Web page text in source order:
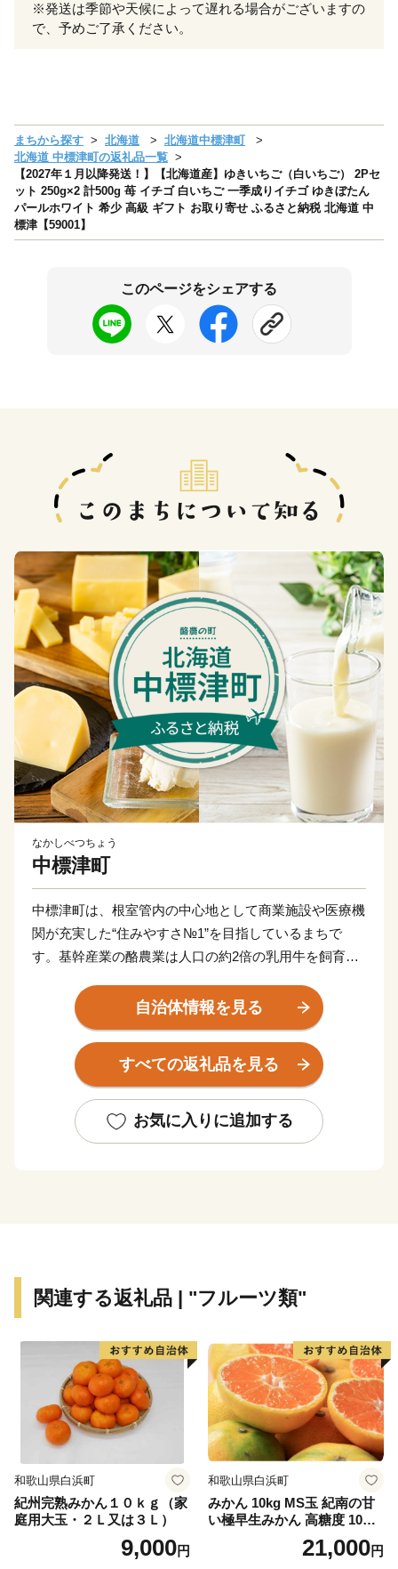
※発送は季節や天候によって遅れる場合がございますの
で、予めご了承ください。
まちから探す 北海道
北海道中標津町
北海道 中標津町の返礼品一覧
【2027年１月以降発送！】【北海道産】ゆきいちご（白いちご） 2Pセ
ット 250g×2 計500g 苺 イチゴ 白いちご 一季成りイチゴ ゆきぼたん
パールホワイト 希少 高級 ギフト お取り寄せ ふるさと納税 北海道 中
標津【59001】
このページをシェアする
なかしべつちょう
中標津町
中標津町は、根室管内の中心地として商業施設や医療機
関が充実した“住みやすさ№1”を目指しているまちで
す。基幹産業の酪農業は人口の約2倍の乳用牛を飼育
ダチーズなどの様々な乳製品に加工されています。
また、市街地から車で5分の日本最東端の「中標津空
港」は、周囲を知床世界遺産、阿寒湖、屈斜路湖、摩周
やビジネスの拠点として利用されています。空港から牧
場を割って伸びる直線道路「ミルクロード」を通り抜
https://www.soumu.go.jp/main_sosiki/jichi_zeisei/czaisei/
http://www.soumu.go.jp/main_sosiki/jichi_zeisei/czaisei/
◆ふるさと納税お問い合わせセンター
TEL:050-3355-3823
Mail:furusato-nakashibetsu@ccs1981.jp
■不良品の取扱について
万が一、次のような場合には、画像をご用意の上、ふる
自治体情報を見る
すべての返礼品を見る
お気に入りに追加する
関連する返礼品 | "フルーツ類"
和歌山県白浜町
紀州完熟みかん１０ｋｇ（家
庭用大玉・２Ｌ又は３Ｌ）
9,000円
和歌山県白浜町
みかん 10kg MS玉 紀南の甘
い極早生みかん 高糖度 10月
以降発送 マルチ被覆栽培
21,000円